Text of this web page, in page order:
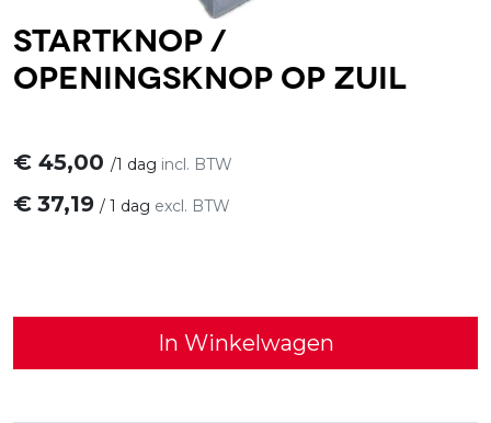
Startknop /
openingsknop op zuil
€ 45,00 /1 dag incl. BTW
€ 37,19 / 1 dag excl. BTW
In Winkelwagen